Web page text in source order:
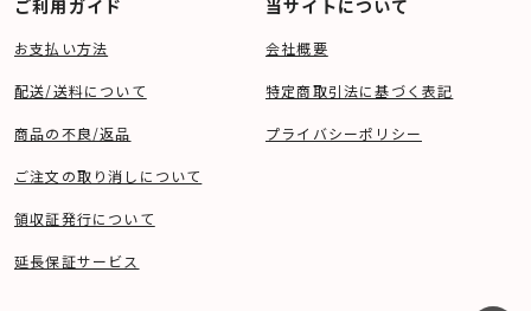
ご利用ガイド
お支払い方法
配送/送料について
商品の不良/返品
ご注文の取り消しについて
領収証発行について
延長保証サービス
当サイトについて
会社概要
特定商取引法に基づく表記
プライバシーポリシー